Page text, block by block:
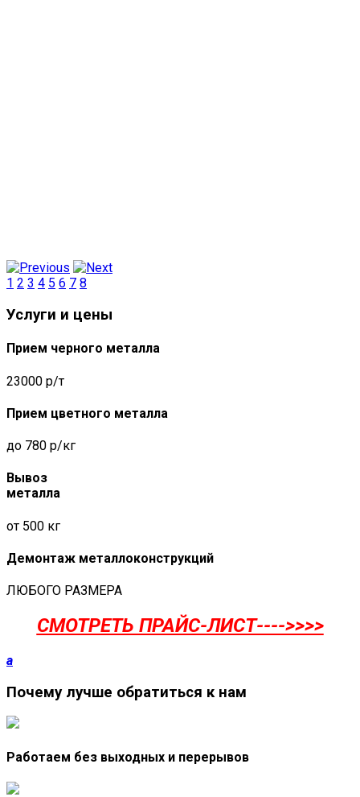
1 2 3 4 5 6 7 8
Услуги и цены
Прием черного металла
23000 р/т
Прием цветного металла
до 780 р/кг
Вывоз
металла
от 500 кг
Демонтаж металлоконструкций
ЛЮБОГО РАЗМЕРА
СМОТРЕТЬ ПРАЙС-ЛИСТ---->>>>
a
Почему лучше обратиться к нам
Работаем без выходных и перерывов